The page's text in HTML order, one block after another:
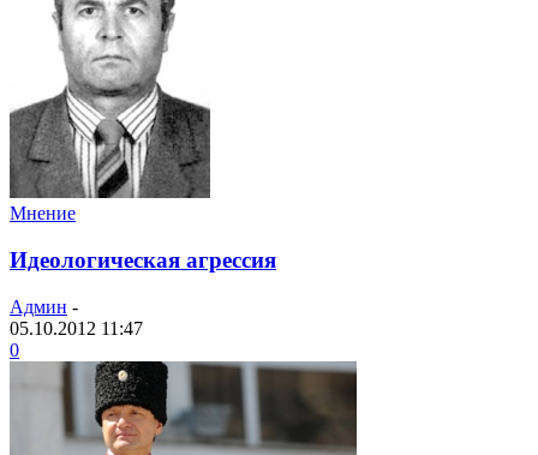
Мнение
Идеологическая агрессия
Админ -
05.10.2012 11:47
0